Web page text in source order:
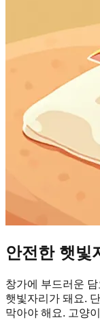
안전한 햇빛
창가에 부드러운
햇빛자리가 돼요.
막아야 해요. 고양